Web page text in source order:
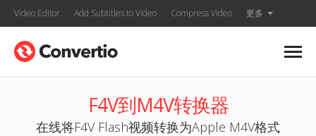
Video Editor Add Subtitles to Video Compress Video 更多
F4V到M4V转换器
在线将F4V Flash视频转换为Apple M4V格式